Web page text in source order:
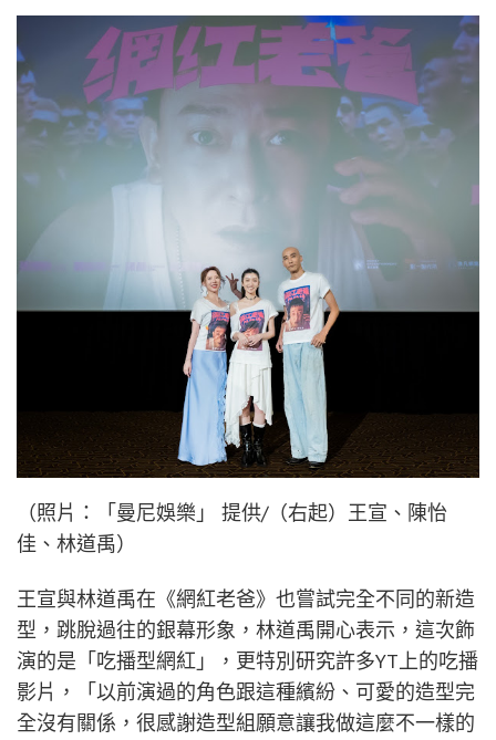
（照片：「曼尼娛樂」 提供/（右起）王宣、陳怡
佳、林道禹）
王宣與林道禹在《網紅老爸》也嘗試完全不同的新造
型，跳脫過往的銀幕形象，林道禹開心表示，這次飾
演的是「吃播型網紅」，更特別研究許多YT上的吃播
影片，「以前演過的角色跟這種繽紛、可愛的造型完
全沒有關係，很感謝造型組願意讓我做這麼不一樣的